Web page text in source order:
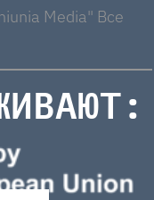
Media" Все